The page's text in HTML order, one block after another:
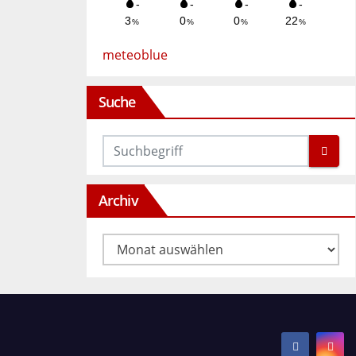
meteoblue
Suche
Archiv
Archiv